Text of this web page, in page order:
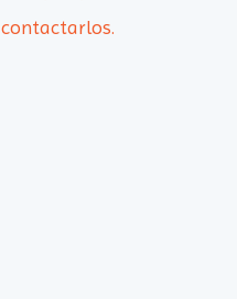
contactarlos.